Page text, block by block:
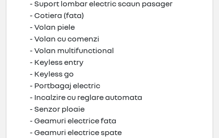
- Suport lombar electric scaun pasager
- Cotiera (fata)
- Volan piele
- Volan cu comenzi
- Volan multifunctional
- Keyless entry
- Keyless go
- Portbagaj electric
- Incalzire cu reglare automata
- Senzor ploaie
- Geamuri electrice fata
- Geamuri electrice spate